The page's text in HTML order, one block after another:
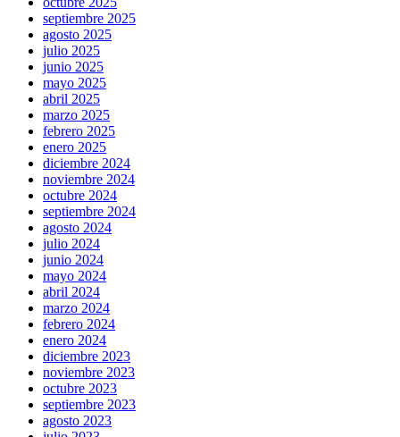
septiembre 2025
agosto 2025
julio 2025
junio 2025
mayo 2025
abril 2025
marzo 2025
febrero 2025
enero 2025
diciembre 2024
noviembre 2024
octubre 2024
septiembre 2024
agosto 2024
julio 2024
junio 2024
mayo 2024
abril 2024
marzo 2024
febrero 2024
enero 2024
diciembre 2023
noviembre 2023
octubre 2023
septiembre 2023
agosto 2023